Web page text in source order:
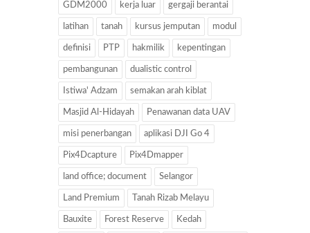
GDM2000 kerja luar gergaji berantai
latihan tanah kursus jemputan modul
definisi PTP hakmilik kepentingan
pembangunan dualistic control
Istiwa' Adzam semakan arah kiblat
Masjid Al-Hidayah Penawanan data UAV
misi penerbangan aplikasi DJI Go 4
Pix4Dcapture Pix4Dmapper
land office; document Selangor
Land Premium Tanah Rizab Melayu
Bauxite Forest Reserve Kedah